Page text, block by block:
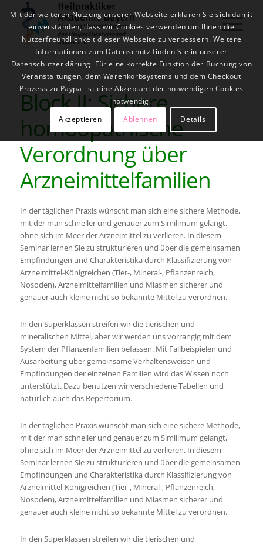
Block II: Sichere
homöopathische
Verordnung über
Arzneimittelfamilien
In der täglichen Praxis wünscht man sich eine sichere Methode,
mit der man schneller und genauer zum Similimum gelangt,
ohne sich im Meer der Arzneimittel zu verlieren. In diesem
Seminar lernen Sie zu strukturieren und über die gemeinsamen
Empfindungen und Charakteristika durch Klassifizierung von
Arzneimittel-Königreichen (Tier-, Mineral-, Pflanzenreich,
Nosoden), Arzneimittelfamilien und Miasmen sicherer und
genauer auch kleine nicht so bekannte Mittel zu verordnen.
In den Superklassen streifen wir die tierischen und
mineralischen Mittel, aber wir werden uns vorrangig mit dem
System der Pflanzenfamilien befassen. Mit Fallbeispielen und
Ausarbeitung über gemeinsame Verhaltensweisen und
Empfindungen der einzelnen Familien wird das Wissen noch
unterstützt. Dazu benutzen wir verschiedene Tabellen und
natürlich auch das Repertorium.
In der täglichen Praxis wünscht man sich eine sichere Methode,
mit der man schneller und genauer zum Similimum gelangt,
ohne sich im Meer der Arzneimittel zu verlieren. In diesem
Seminar lernen Sie zu strukturieren und über die gemeinsamen
Empfindungen und Charakteristika durch Klassifizierung von
Arzneimittel-Königreichen (Tier-, Mineral-, Pflanzenreich,
Nosoden), Arzneimittelfamilien und Miasmen sicherer und
genauer auch kleine nicht so bekannte Mittel zu verordnen.
In den Superklassen streifen wir die tierischen und
Mit der weiteren Nutzung unserer Webseite erklären Sie sich damit
einverstanden, dass wir Cookies verwenden um Ihnen die
Nutzerfreundlichkeit dieser Webseite zu verbessern. Weitere
Informationen zum Datenschutz finden Sie in unserer
Datenschutzerklärung. Für eine korrekte Funktion der Buchung von
Veranstaltungen, dem Warenkorbsystems und dem Checkout
Prozess zu Paypal ist eine Akzeptant der notwendigen Cookies
notwendig.
Akzeptieren
Ablehnen Details